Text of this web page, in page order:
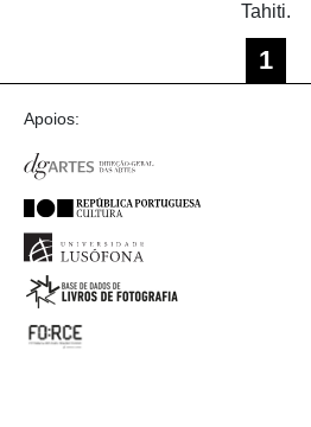
Tahiti.
1
Apoios: